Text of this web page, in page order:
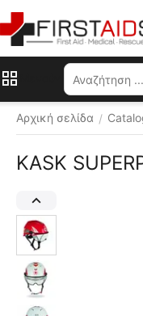
Αρχική σελίδα /
KASK
✔